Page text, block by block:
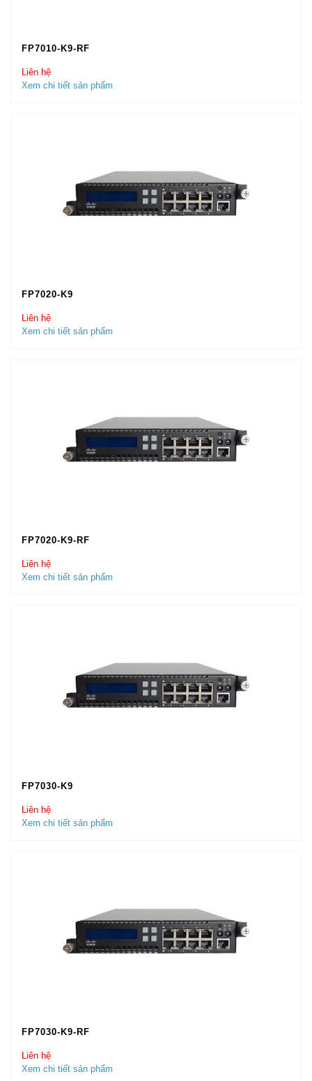
FP7010-K9-RF
Liên hệ
Xem chi tiết sản phẩm
FP7020-K9
Liên hệ
Xem chi tiết sản phẩm
FP7020-K9-RF
Liên hệ
Xem chi tiết sản phẩm
FP7030-K9
Liên hệ
Xem chi tiết sản phẩm
FP7030-K9-RF
Liên hệ
Xem chi tiết sản phẩm